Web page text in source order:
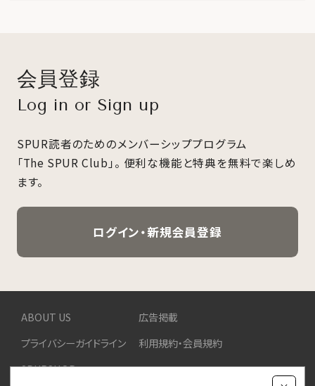
会員登録
Log in or Sign up
SPUR読者のためのメンバーシッププログラム
「The SPUR Club」。 便利な機能と特典を無料で楽しめ
ます。
ログイン・新規会員登録
ABOUT US
広告掲載
プライバシーガイドライン
利用規約・会員規約
SPURSHOP